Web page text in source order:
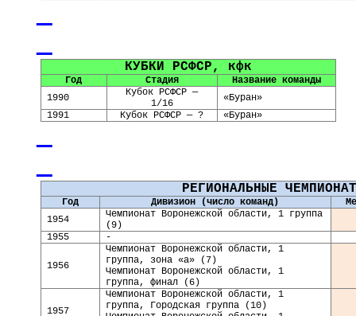
КУБКИ РСФСР, кфк
Год Стадия
Название команды
1990
Кубок РСФСР —
1/16
«Буран»
1991 Кубок РСФСР — ? «Буран»
РЕГИОНАЛЬНЫЕ
Год Дивизион (число команд)
1954
Чемпионат Воронежской области, 1 группа
(9)
1955 -
1956
Чемпионат Воронежской области, 1
группа, зона «а» (7)
Чемпионат Воронежской области, 1
группа, финал (6)
1957
Чемпионат Воронежской области, 1
группа, Городская группа (10)